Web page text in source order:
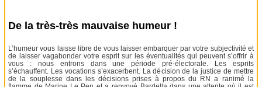
De la très-très mauvaise humeur !
L’humeur vous laisse libre de vous laisser embarquer par votre subjectivité et
de laisser vagabonder votre esprit sur les éventualités qui peuvent s’offrir à
vous : nous entrons dans une période pré-électorale. Les esprits
s’échauffent. Les vocations s’exacerbent. La décision de la justice de mettre
de la souplesse dans les décisions prises à propos du RN a ranimé la